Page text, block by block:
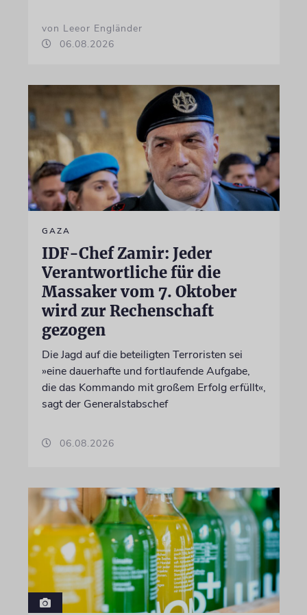
von Leeor Engländer
06.08.2026
GAZA
IDF-Chef Zamir: Jeder
Verantwortliche für die
Massaker vom 7. Oktober
wird zur Rechenschaft
gezogen
Die Jagd auf die beteiligten Terroristen sei
»eine dauerhafte und fortlaufende Aufgabe,
die das Kommando mit großem Erfolg erfüllt«,
sagt der Generalstabschef
06.08.2026